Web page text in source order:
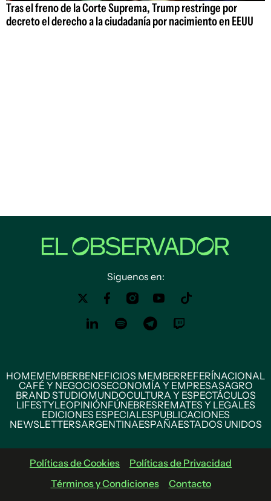
Tras el freno de la Corte Suprema, Trump restringe por
decreto el derecho a la ciudadanía por nacimiento en EEUU
Siguenos en:
HOMEMEMBERBENEFICIOS MEMBERREFERÍNACIONAL
CAFÉ Y NEGOCIOSECONOMÍA Y EMPRESASAGRO
BRAND STUDIOMUNDOCULTURA Y ESPECTÁCULOS
LIFESTYLEOPINIÓNFÚNEBRESREMATES Y LEGALES
EDICIONES ESPECIALESPUBLICACIONES
NEWSLETTERSARGENTINAESPAÑAESTADOS UNIDOS
Políticas de Cookies
Políticas de Privacidad
Términos y Condiciones
Contacto